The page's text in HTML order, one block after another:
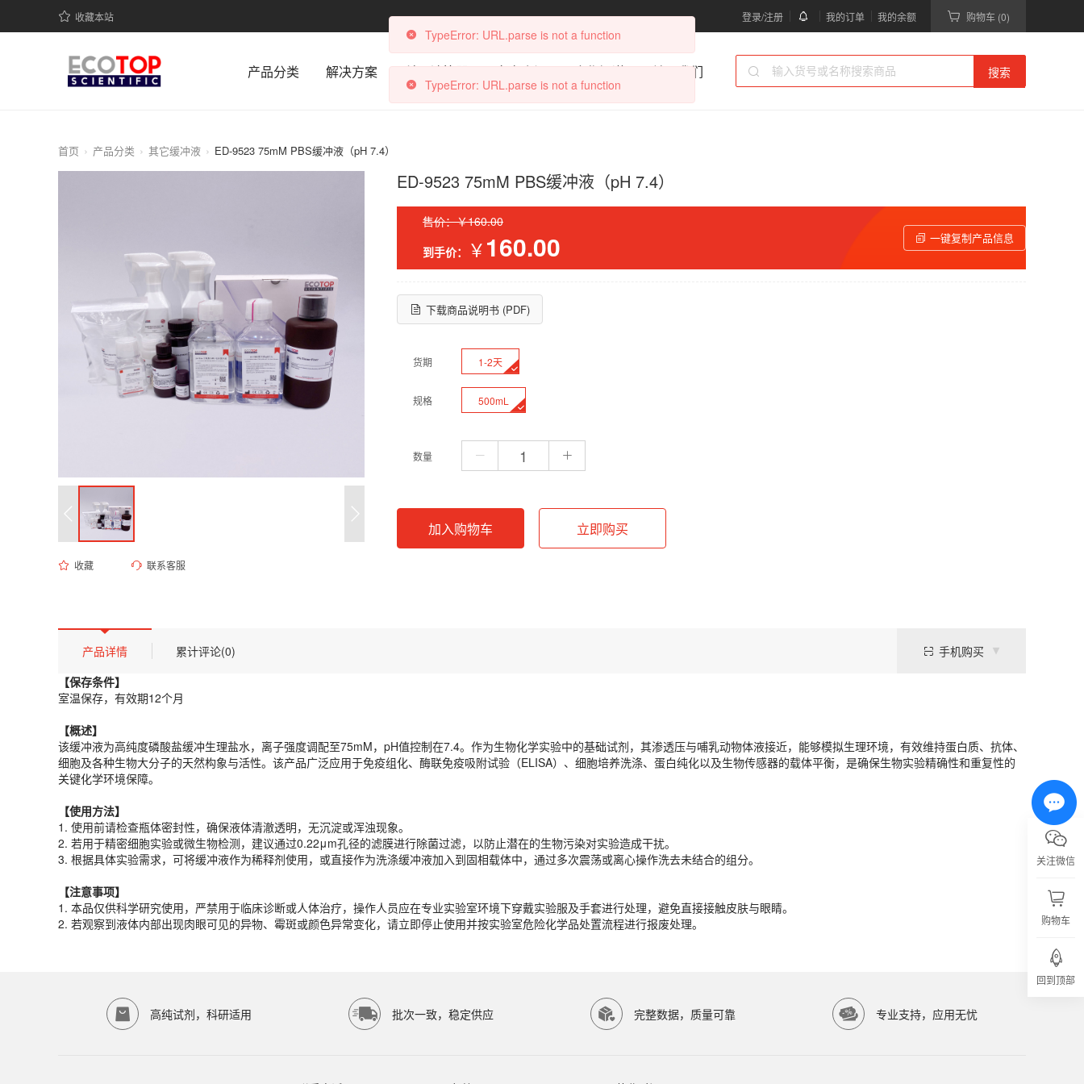
收藏本站 登录/注册 我的订单 我的余额 购物车 (0)
产品分类 解决方案 科研计算器 文章资讯 合作渠道 关于我们 搜索
首页 产品分类 其它缓冲液 ED-9523 75mM PBS缓冲液（pH 7.4）
收藏 联系客服
ED-9523 75mM PBS缓冲液（pH 7.4）
售价：￥160.00
到手价：
￥160.00 一键复制产品信息
下载商品说明书 (PDF)
货期 1-2天
规格 500mL
数量
加入购物车 立即购买
产品描述
【保存条件】
室温保存，有效期12个月
【概述】
【使用方法】
1. 使用前请检查瓶体密封性，确保液体清澈透明，无沉淀或浑浊现象。
2. 若用于精密细胞实验或微生物检测，建议通过0.22μm孔径的滤膜进行除菌过滤，以防止潜在的生物污染对实验造成干扰。
3. 根据具体实验需求，可将缓冲液作为稀释剂使用，或直接作为洗涤缓冲液加入到固相载体中，通过多次震荡或离心操作洗去未结合的组分。
【注意事项】
1. 本品仅供科学研究使用，严禁用于临床诊断或人体治疗，操作人员应在专业实验室环境下穿戴实验服及手套进行处理，避免直接接触皮肤与眼睛。
2. 若观察到液体内部出现肉眼可见的异物、霉斑或颜色异常变化，请立即停止使用并按实验室危险化学品处置流程进行报废处理。
货期
1-2天
规格
500mL
应用领域
本产品适用于ED-9523、其它缓冲液、生物科研试剂、ECOTOP SCIENTIFIC等研究领域。ECOTOP SCIENTIFIC（广州亿涛生物科技有限公司）提供高品质生物科研试剂，服务科研院所与生物医药企业。
ECOTOP SCIENTIFIC
请参照产品说明书中的保存条件。一般生物科研试剂建议在2-8℃或-20℃条件下保存，避免反复冻融。具体保存条件请以产品标签为准。
产品详情 累计评论(0)
手机购买
【保存条件】
室温保存，有效期12个月
【概述】
该缓冲液为高纯度磷酸盐缓冲生理盐水，离子强度调配至75mM，pH值控制在7.4。作为生物化学实验中的基础试剂，其渗透压与哺乳动物体液接近，能够模拟生理环境，有效维持蛋白质、抗体、
细胞及各种生物大分子的天然构象与活性。该产品广泛应用于免疫组化、酶联免疫吸附试验（ELISA）、细胞培养洗涤、蛋白纯化以及生物传感器的载体平衡，是确保生物实验精确性和重复性的
关键化学环境保障。
【使用方法】
1. 使用前请检查瓶体密封性，确保液体清澈透明，无沉淀或浑浊现象。
2. 若用于精密细胞实验或微生物检测，建议通过0.22μm孔径的滤膜进行除菌过滤，以防止潜在的生物污染对实验造成干扰。
3. 根据具体实验需求，可将缓冲液作为稀释剂使用，或直接作为洗涤缓冲液加入到固相载体中，通过多次震荡或离心操作洗去未结合的组分。
【注意事项】
1. 本品仅供科学研究使用，严禁用于临床诊断或人体治疗，操作人员应在专业实验室环境下穿戴实验服及手套进行处理，避免直接接触皮肤与眼睛。
2. 若观察到液体内部出现肉眼可见的异物、霉斑或颜色异常变化，请立即停止使用并按实验室危险化学品处置流程进行报废处理。
高纯试剂，科研适用 批次一致，稳定供应 完整数据，质量可靠 专业支持，应用无忧
关注微信
购物车
回到顶部
TypeError: URL.parse is not a function
TypeError: URL.parse is not a function